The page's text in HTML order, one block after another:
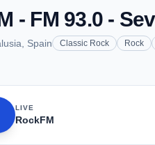
- FM 93.0 -
Spain Classic Rock Rock
LIVE
RockFM